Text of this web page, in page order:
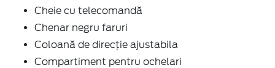
Cheie cu telecomandă
Chenar negru faruri
Coloană de direcţie ajustabila
Compartiment pentru ochelari